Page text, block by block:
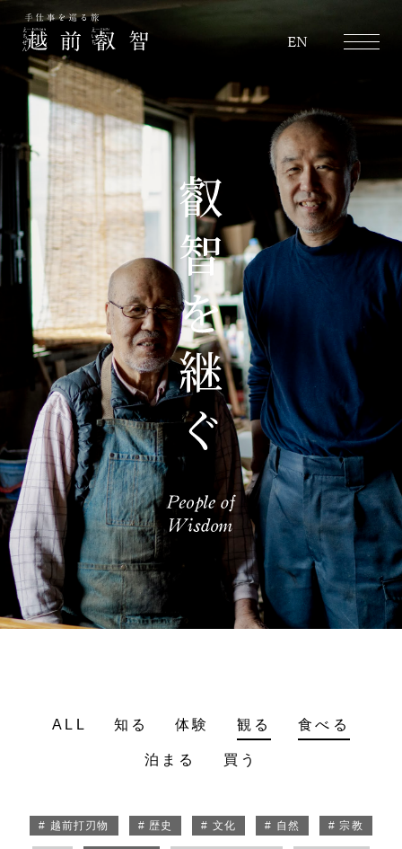
EN
ALL 知る 体験 観る 食べる
泊まる 買う
# 越前打刃物 # 歴史 # 文化 # 自然 # 宗教